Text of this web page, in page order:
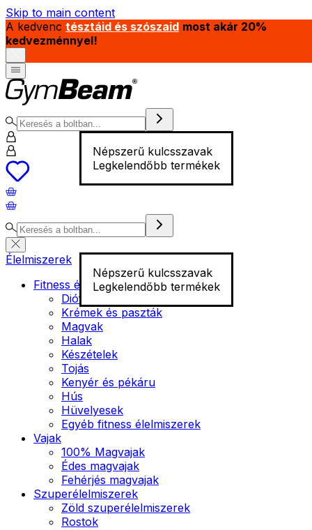
Skip to main content
A kedvenc tésztáid és szószaid most akár 20%
kedvezménnyel!
Népszerű kulcsszavak
Legkelendőbb termékek
Népszerű kulcsszavak
Legkelendőbb termékek
Élelmiszerek
Fitness élelmiszer
Diófélék
Krémek és paszták
Magvak
Halak
Készételek
Tojás
Kenyér és pékáru
Hús
Hüvelyesek
Egyéb fitness élelmiszerek
Vajak
100% Magvajak
Édes magvajak
Fehérjés magvajak
Szuperélelmiszerek
Zöld szuperélelmiszerek
Rostok